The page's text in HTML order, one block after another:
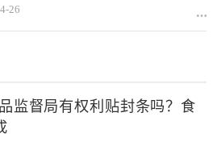
26
监督局有权利贴封条吗？食